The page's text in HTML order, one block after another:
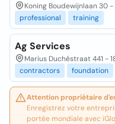
Koning Boudewijnlaan 30
professional
training
Ag Services
Marius Duchéstraat 441 -
contractors
foundation
Attention propriétaire
Enregistrez votre
portée mondiale avec